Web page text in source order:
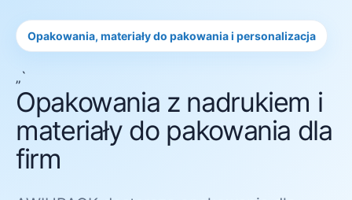
Opakowania, materiały do pakowania i personalizacja
„`
Opakowania z nadrukiem i
materiały do pakowania dla
firm